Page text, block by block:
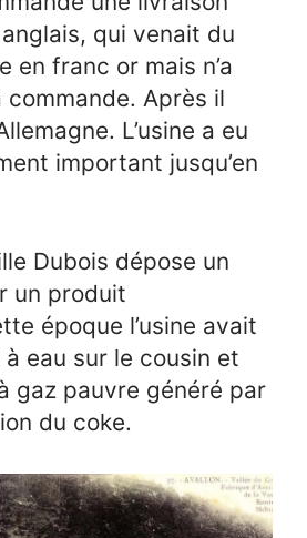
anglais, qui venait du
en franc or mais n’a
commande. Après il
L’usine a eu
important jusqu’en
Dubois dépose un
un produit
époque l’usine avait
eau sur le cousin et
gaz pauvre généré par
du coke.